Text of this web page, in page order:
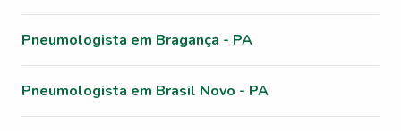
Pneumologista em Bragança - PA
Pneumologista em Brasil Novo - PA